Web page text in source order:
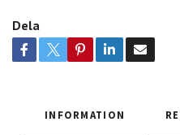
Dela
INFORMATION